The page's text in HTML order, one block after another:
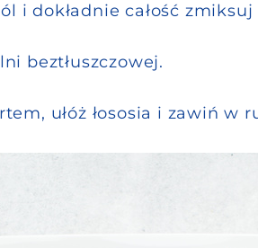
i dokładnie całość
beztłuszczowej.
ułóż łososia i zawiń w